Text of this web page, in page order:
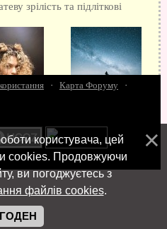
зрілість та підліткові
після першого разу Хлопець хоче сексу
Про перший секс Займатися сексом
· Карта Форуму
·
користувача, цей
cookies. Продовжуючи
ви погоджуєтесь з
файлів cookies.